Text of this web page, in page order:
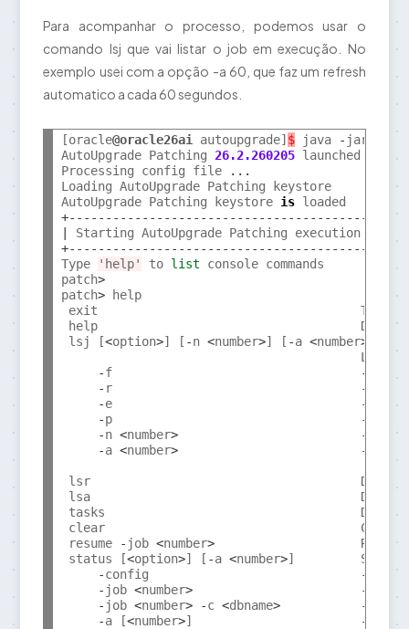
Para acompanhar o processo, podemos usar o
comando lsj que vai listar o job em execução. No
exemplo usei com a opção -a 60, que faz um refresh
automatico a cada 60 segundos.
[oracle@oracle26ai autoupgrade] $ java - jar
AutoUpgrade Patching 26.2.260205 launched with
Processing config file
...
Loading AutoUpgrade Patching keystore
AutoUpgrade Patching keystore is
+-----------------------------------------+
Starting AutoUpgrade Patching execution
+-----------------------------------------+
Type
'help' to list console commands
patch>
patch> help
exit                                    To
help
lsj [<option>] [ -n <number>] [ -a <number>
Lists
-f -
- r -
-e -
-p -
-n <number> -
-a <number> -
lsr                                     Displays
lsa                                     Displays
tasks                                   Displays
clear                                   Clears
resume
- job <number>
status [<option>] [ -a <number>]
-config -
- job <number> -
- job <number> -c <dbname> -
-a [<number>] -